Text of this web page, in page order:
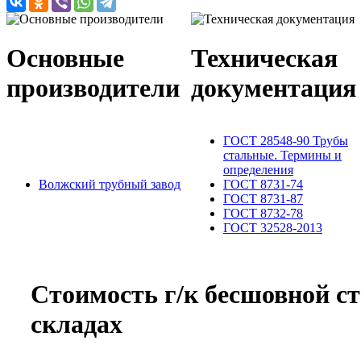
Основные
производители
Техническая
документация
Волжский трубный завод
ГОСТ 28548-90 Трубы
стальные. Термины и
определения
ГОСТ 8731-74
ГОСТ 8731-87
ГОСТ 8732-78
ГОСТ 32528-2013
Стоимость г/к бесшовной
складах